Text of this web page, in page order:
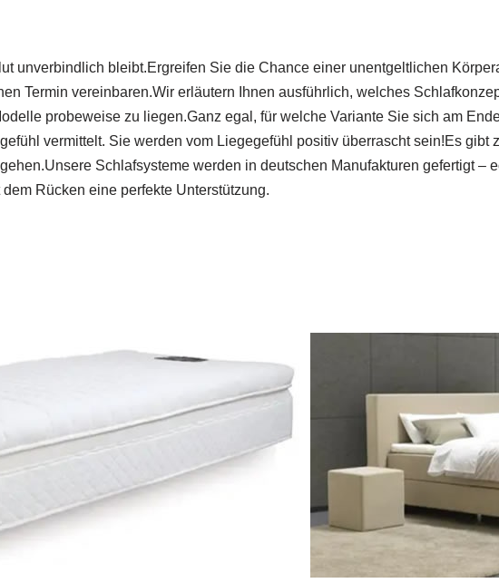
unverbindlich bleibt.Ergreifen Sie die Chance einer unentgeltlichen
Termin vereinbaren.Wir erläutern Ihnen ausführlich, welches
probeweise zu liegen.Ganz egal, für welche Variante Sie sich am
vermittelt. Sie werden vom Liegegefühl positiv überrascht sein!Es gibt
Schlafsysteme werden in deutschen Manufakturen gefertigt –
Rücken eine perfekte Unterstützung.